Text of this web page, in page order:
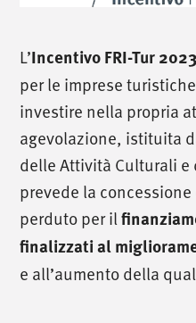
L’Incentivo FRI-Tur 2023
per le imprese
investire nella propria
agevolazione, istituita
delle Attività Culturali e
prevede la
perduto per il
finalizzati al
e all’aumento della